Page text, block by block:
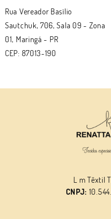
Rua Vereador Basílio
Sautchuk, 706, Sala 09 - Zona
01, Maringá - PR
CEP: 87013-190
L m Têxtil
CNPJ: